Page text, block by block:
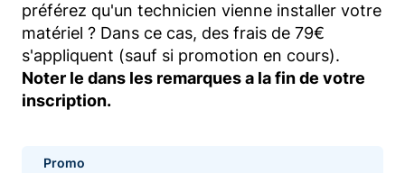
préférez qu'un technicien vienne installer votre
matériel ? Dans ce cas, des frais de 79€
s'appliquent (sauf si promotion en cours).
Noter le dans les remarques a la fin de votre
inscription.
Promo